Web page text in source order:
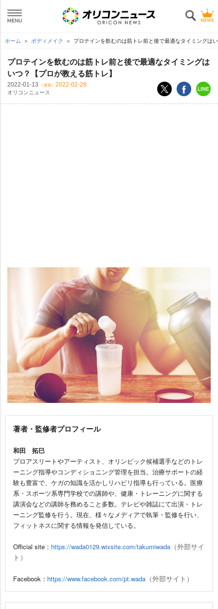
ホーム ボディメイク プロテインを飲むのは筋トレ前と後で最適なタイミングは
プロテインを飲むのは筋トレ前と後で最適なタイミングは
いつ？【プロが教える筋トレ】
2022-01-13 （更新） 2022-02-28
オリコンニュース
著者・監修者プロフィール
和田 拓巳
プロアスリートやアーティスト、オリンピック候補選手などのトレ
ーニング指導やコンディショニング管理を担当。治療サポートの経
験も豊富で、ケガの知識を活かしリハビリ指導も行っている。医療
系・スポーツ系専門学校での講師や、健康・トレーニングに関する
講演会などの講師を務めること多数。テレビや雑誌にて出演・トレ
ーニング監修を行う。現在、様々なメディアで執筆・監修を行い、
フィットネスに関する情報を発信している。
Official site： https://wada0129.wixsite.com/takumiwada （外部サイ
ト）
Facebook： https://www.facebook.com/pt.wada （外部サイト）